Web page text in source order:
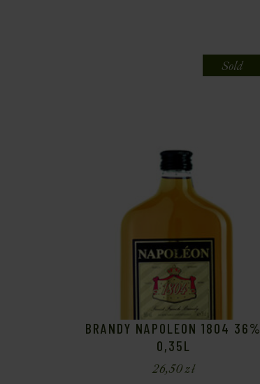
Sold
BRANDY NAPOLEON 1804 36%
0,35L
26,50zł